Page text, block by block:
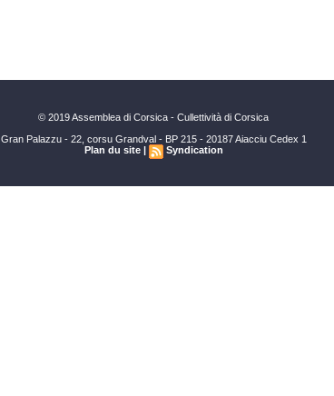
© 2019 Assemblea di Corsica - Cullettività di Corsica
Gran Palazzu - 22, corsu Grandval - BP 215 - 20187 Aiacciu Cedex 1
Plan du site | Syndication